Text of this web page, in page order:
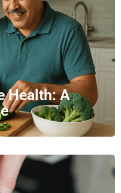
Health: A